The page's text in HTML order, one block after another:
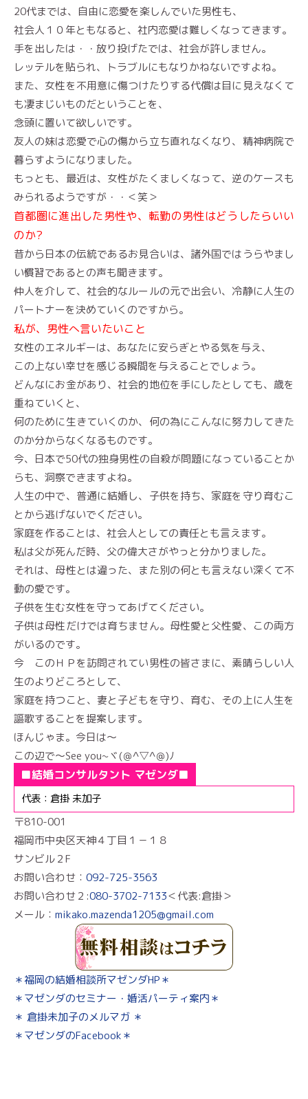
20代までは、自由に恋愛を楽しんでいた男性も、
社会人１０年ともなると、社内恋愛は難しくなってきます。
手を出したは・・放り投げたでは、社会が許しません。
レッテルを貼られ、トラブルにもなりかねないですよね。
また、女性を不用意に傷つけたりする代償は目に見えなくて
も凄まじいものだということを、
念頭に置いて欲しいです。
友人の妹は恋愛で心の傷から立ち直れなくなり、精神病院で
暮らすようになりました。
もっとも、最近は、女性がたくましくなって、逆のケースも
みられるようですが・・＜笑＞
首都圏に進出した男性や、転勤の男性はどうしたらいい
のか?
昔から日本の伝統であるお見合いは、諸外国ではうらやまし
い慣習であるとの声も聞きます。
仲人を介して、社会的なルールの元で出会い、冷静に人生の
パートナーを決めていくのですから。
私が、男性へ言いたいこと
女性のエネルギーは、あなたに安らぎとやる気を与え、
この上ない幸せを感じる瞬間を与えることでしょう。
どんなにお金があり、社会的地位を手にしたとしても、歳を
重ねていくと、
何のために生きていくのか、何の為にこんなに努力してきた
のか分からなくなるものです。
今、日本で50代の独身男性の自殺が問題になっていることか
らも、洞察できますよね。
人生の中で、普通に結婚し、子供を持ち、家庭を守り育むこ
とから逃げないでください。
家庭を作ることは、社会人としての責任とも言えます。
私は父が死んだ時、父の偉大さがやっと分かりました。
それは、母性とは違った、また別の何とも言えない深くて不
動の愛です。
子供を生む女性を守ってあげてください。
子供は母性だけでは育ちません。母性愛と父性愛、この両方
がいるのです。
今 このＨＰを訪問されてい男性の皆さまに、素晴らしい人
生のよりどころとして、
家庭を持つこと、妻と子どもを守り、育む、その上に人生を
謳歌することを提案します。
ほんじゃま。今日は～
この辺で～See you~ヾ(＠^▽^＠)ﾉ
■結婚コンサルタント マゼンダ■
代表：倉掛 未加子
〒810-001
福岡市中央区天神４丁目１－１８
サンビル２F
お問い合わせ： 092-725-3563
お問い合わせ２:080-3702-7133＜代表:倉掛＞
メール： mikako.mazenda1205@gmail.com
＊福岡の結婚相談所マゼンダHP＊
＊マゼンダのセミナー・婚活パーティ案内＊
＊ 倉掛未加子のメルマガ ＊
＊マゼンダのFacebook＊